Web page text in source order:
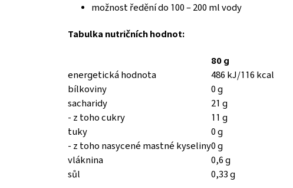
možnost ředění do 100 – 200 ml vody
Tabulka nutričních hodnot:
80 g
energetická hodnota
486 kJ/116 kcal
bílkoviny
0 g
sacharidy
21 g
- z toho cukry
11 g
tuky
0 g
- z toho nasycené mastné kyseliny0 g
vláknina
0,6 g
sůl
0,33 g